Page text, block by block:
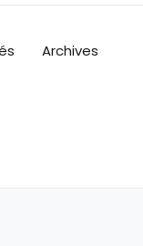
Archives